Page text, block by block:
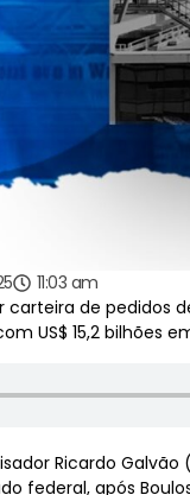
11:03 am
de pedidos
US$ 15,2 bilhões
Ricardo
federal, após